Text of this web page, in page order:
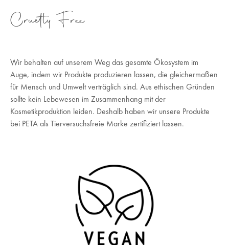
Cruetly Free
Wir behalten auf unserem Weg das gesamte Ökosystem im
Auge, indem wir Produkte produzieren lassen, die gleichermaßen
für Mensch und Umwelt verträglich sind. Aus ethischen Gründen
sollte kein Lebewesen im Zusammenhang mit der
Kosmetikproduktion leiden. Deshalb haben wir unsere Produkte
bei PETA als Tierversuchsfreie Marke zertifiziert lassen.